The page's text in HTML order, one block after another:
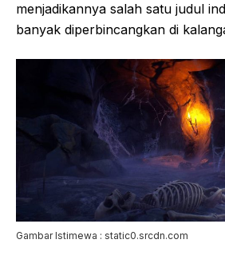
menjadikannya salah satu judul
banyak diperbincangkan di
Gambar Istimewa : static0.srcdn.com